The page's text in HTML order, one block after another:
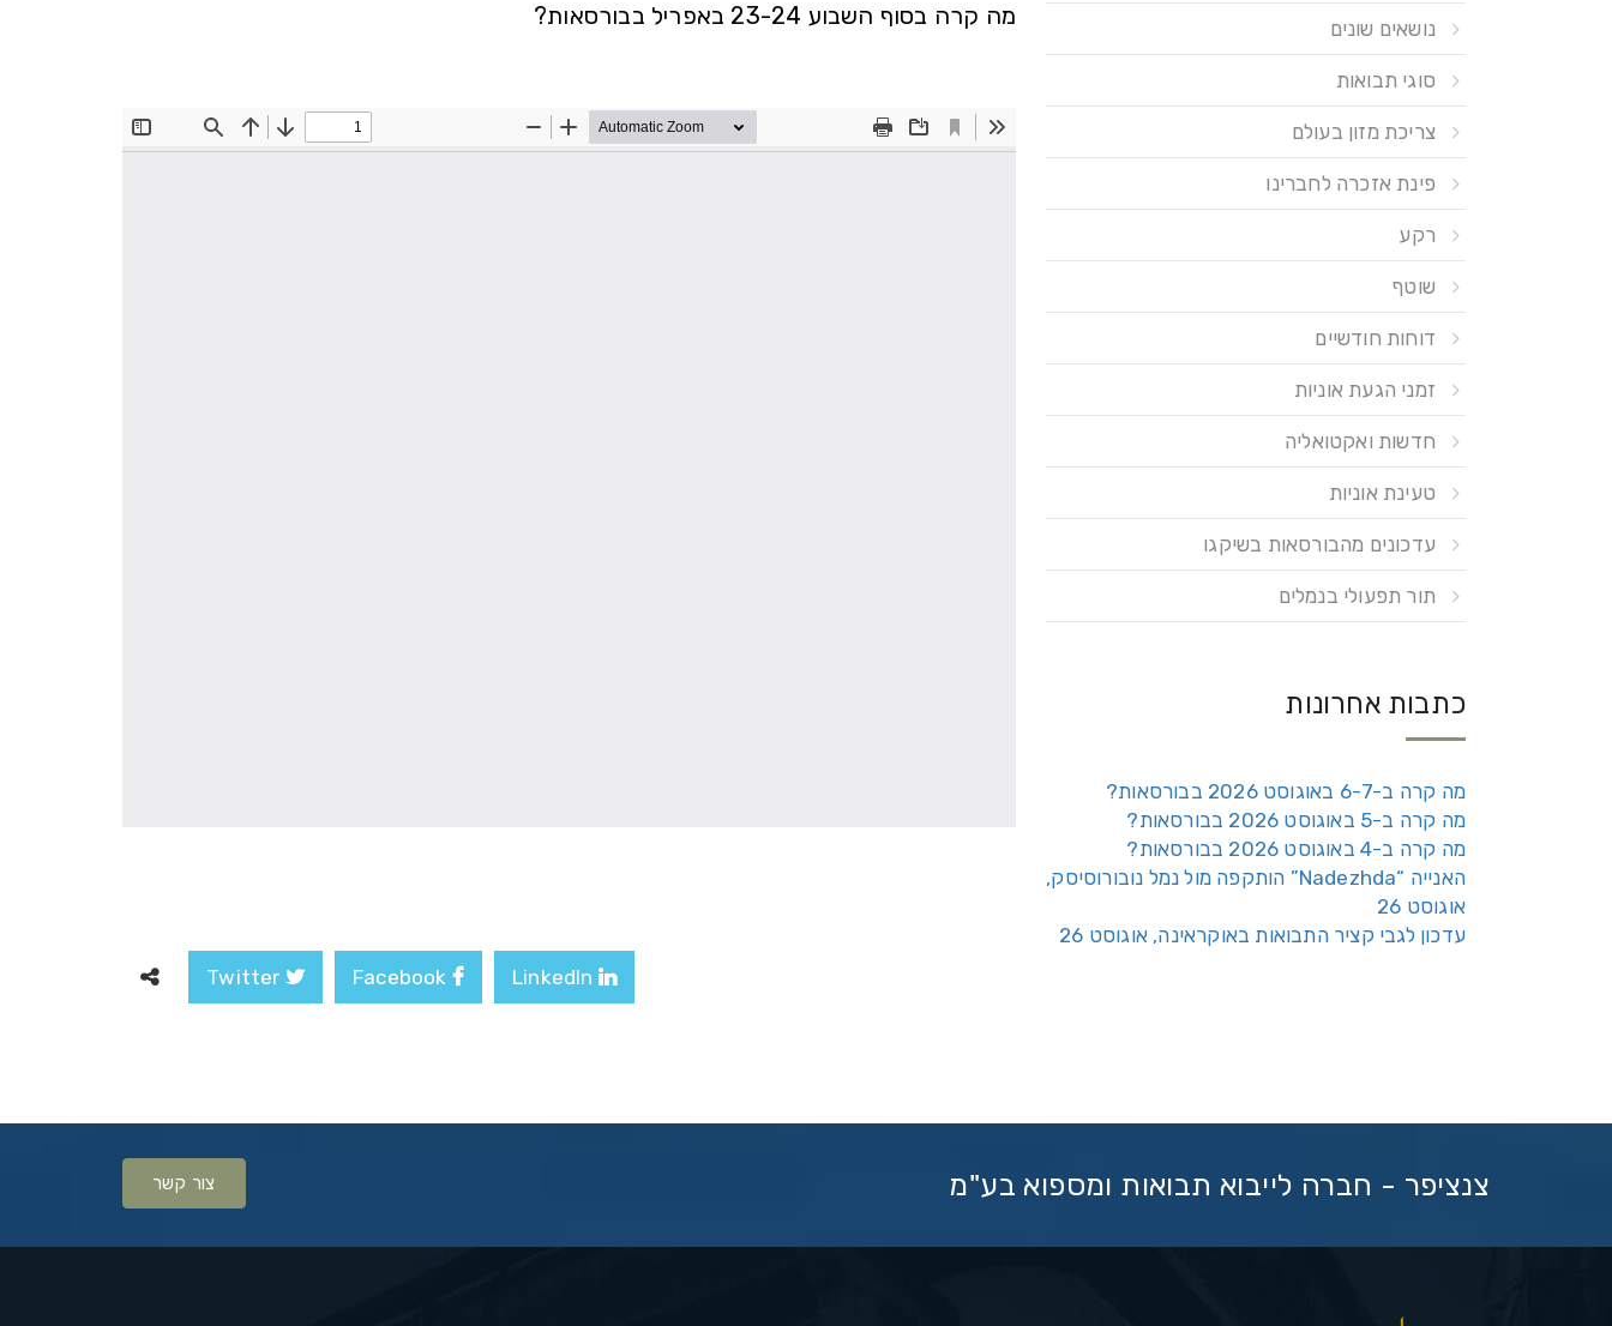
מה קרה בסוף השבוע 23-24 באפריל בבורסאות? נושאים שונים
סוגי תבואות
צריכת מזון בעולם
פינת אזכרה לחברינו
רקע
שוטף
דוחות חודשיים
זמני הגעת אוניות
חדשות ואקטואליה
טעינת אוניות
עדכונים מהבורסאות בשיקגו
תור תפעולי בנמלים
כתבות אחרונות
מה קרה ב-6-7 באוגוסט 2026 בבורסאות?
מה קרה ב-5 באוגוסט 2026 בבורסאות?
מה קרה ב-4 באוגוסט 2026 בבורסאות?
האנייה “Nadezhda” הותקפה מול נמל נובורוסיסק,
אוגוסט 26
עדכון לגבי קציר התבואות באוקראינה, אוגוסט 26
צנציפר - חברה לייבוא תבואות ומספוא בע"מ צור קשר